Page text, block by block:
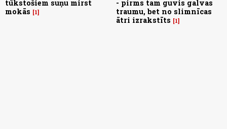
tūkstošiem suņu mirst
mokās
1
- pirms tam guvis galvas
traumu, bet no slimnīcas
ātri izrakstīts
1